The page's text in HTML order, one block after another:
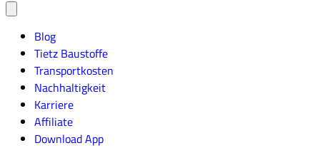
Blog
Tietz Baustoffe
Transportkosten
Nachhaltigkeit
Karriere
Affiliate
Download App